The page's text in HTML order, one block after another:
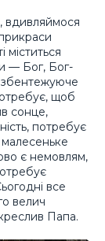
вдивляймося
— Бог, Бог-
збентежуюче
щоб
сонце,
потребує
є немовлям,
все
велич
Папа.